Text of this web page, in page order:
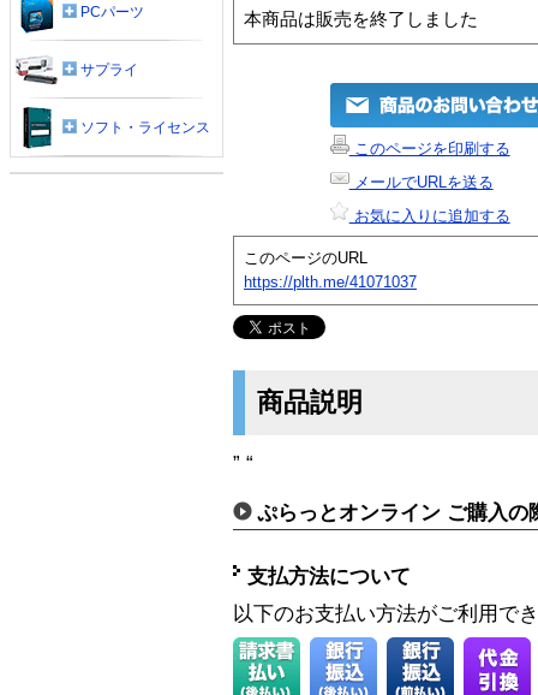
本商品は販売を終了しました
このページを印刷する
メールでURLを送る
お気に入りに追加する
このページのURL
https://plth.me/41071037
商品説明
” “
ぷらっとオンライン ご購入の
支払方法について
以下のお支払い方法がご利用で
PCパーツ
サプライ
ソフト・ライセンス